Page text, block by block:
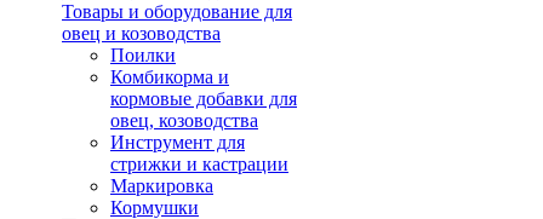
Товары и оборудование для
овец и козоводства
Поилки
Комбикорма и
кормовые добавки для
овец, козоводства
Инструмент для
стрижки и кастрации
Маркировка
Кормушки